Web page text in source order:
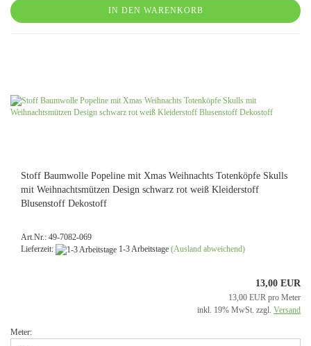
IN DEN WARENKORB
Stoff Baumwolle Popeline mit Xmas Weihnachts Totenköpfe Skulls
mit Weihnachtsmützen Design schwarz rot weiß Kleiderstoff
Blusenstoff Dekostoff
Art.Nr.: 49-7082-069
Lieferzeit:
1-3 Arbeitstage (Ausland abweichend)
13,00 EUR
13,00 EUR pro Meter
inkl. 19% MwSt. zzgl. Versand
Meter: